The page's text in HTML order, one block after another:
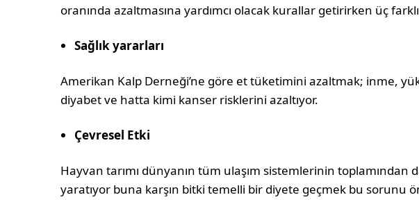
oranında azaltmasına yardımcı olacak kurallar getirirken üç
Sağlık yararları
Amerikan Kalp Derneği’ne göre et tüketimini azaltmak; inme,
diyabet ve hatta kimi kanser risklerini azaltıyor.
Çevresel Etki
Hayvan tarımı dünyanın tüm ulaşım sistemlerinin toplamından
yaratıyor buna karşın bitki temelli bir diyete geçmek bu sorunu